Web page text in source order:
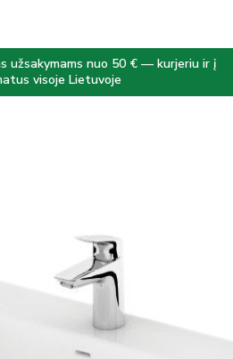
užsakymams nuo 50 € — kurjeriu ir į
visoje Lietuvoje